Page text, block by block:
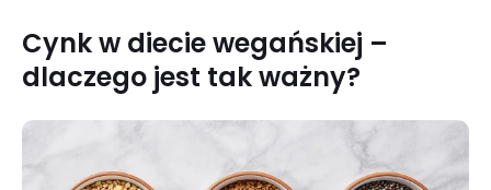
Cynk w diecie wegańskiej –
dlaczego jest tak ważny?